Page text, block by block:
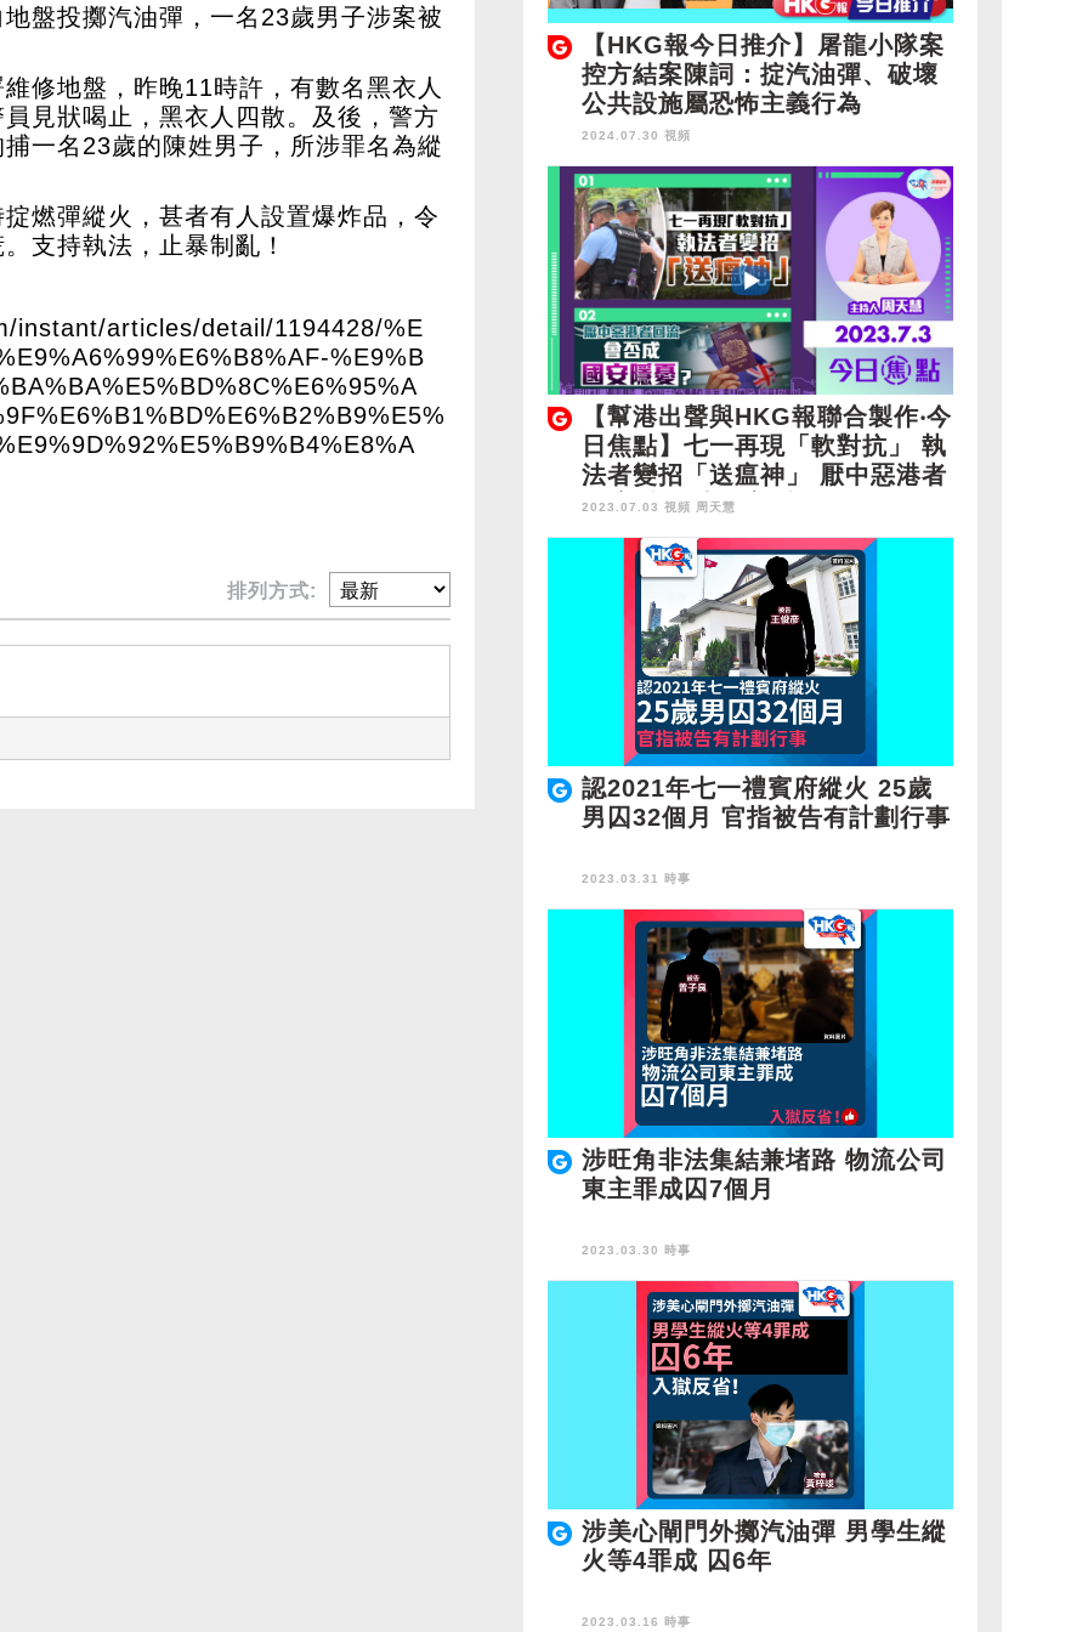
盤投擲汽油彈，一名23歲男子涉案被
修地盤，昨晚11時許，有數名黑衣人
見狀喝止，黑衣人四散。及後，警方
一名23歲的陳姓男子，所涉罪名為縱
燃彈縱火，甚者有人設置爆炸品，令
支持執法，止暴制亂！
instant/articles/detail/1194428/%E
%E9%B
排列方式:
【HKG報今日推介】屠龍小隊案
控方結案陳詞：掟汽油彈、破壞
公共設施屬恐怖主義行為
2024.07.30 視頻
【幫港出聲與HKG報聯合製作‧今
日焦點】七一再現「軟對抗」 執
法者變招「送瘟神」 厭中惡港者
回流 會否成國安隱憂？
2023.07.03 視頻 周天慧
認2021年七一禮賓府縱火 25歲
男囚32個月 官指被告有計劃行事
2023.03.31 時事
涉旺角非法集結兼堵路 物流公司
東主罪成囚7個月
2023.03.30 時事
涉美心閘門外擲汽油彈 男學生縱
火等4罪成 囚6年
2023.03.16 時事